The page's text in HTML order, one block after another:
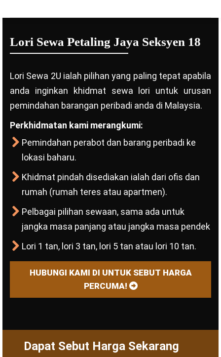
Lori Sewa Petaling Jaya Seksyen 18
Lori Sewa 2U ialah pilihan yang paling tepat apabila
anda inginkan khidmat sewa lori untuk urusan
pemindahan barangan peribadi anda di Malaysia.
Perkhidmatan kami merangkumi:
Pemindahan perabot dan barang peribadi ke
lokasi baharu.
Khidmat pindah disediakan ialah dari ofis dan
rumah (rumah teres atau apartmen).
Pelbagai pilihan sewaan, sama ada untuk
jangka masa panjang atau jangka masa pendek
Lori 1 tan, lori 3 tan, lori 5 tan atau lori 10 tan.
HUBUNGI KAMI DI UNTUK SEBUT HARGA
PERCUMA!
Dapat Sebut Harga Sekarang